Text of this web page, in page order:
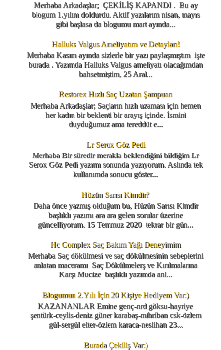
Merhaba Arkadaşlar; ÇEKİLİŞ KAPANDI . Bu ay
blogum 1.yılını doldurdu. Aktif yazılarım nisan, mayıs
gibi başlasa da blogumu mart ayında...
Halluks Valgus Ameliyatım ve Detayları!
Merhaba Kasım ayında sizlerle bir yazı paylaşmıştım işte
burada . Yazımda Halluks Valgus ameliyatı olacağımdan
bahsetmiştim, 25 Aral...
Restorex Hızlı Saç Uzatan Şampuan
Merhaba Arkadaşlar; Saçların hızlı uzaması için hemen
her kadın bir beklenti bir arayış içinde. İsmini
duyduğumuz ama tereddüt e...
Lr Serox Göz Pedi
Merhaba Bir süredir merakla beklendiğini bildiğim Lr
Serox Göz Pedi yazımı sonunda yazıyorum. Aslında tek
kullanımda sonucu göster...
Hüzün Sarısı Kimdir?
Daha önce yazmış olduğum bu, Hüzün Sarısı Kimdir
başlıklı yazımı ara ara gelen sorular üzerine
güncelliyorum. 15 Temmuz 2020 tekrar bir gün...
Hc Complex Saç Bakım Yağı Deneyimim
Merhaba Saç dökülmesi ve saç dökülmesinin sebeplerini
anlatan maceramı Saç Dökülmelerş ve Kırılmalarına
Karşı Mucize başlıklı yazımda anl...
Blogumun 2.Yılı İçin 20 Kişiye Hediyem Var:)
KAZANANLAR Emine genç-nrd göksu-hayriye
şentürk-ceylis-deniz güner karabaş-mihriban csk-özlem
gül-sergül elter-özlem karaca-neslihan 23...
Burada Çekiliş Var:)